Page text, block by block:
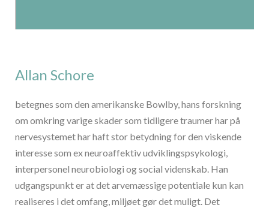
Allan Schore
betegnes som den amerikanske Bowlby, hans forskning
om omkring varige skader som tidligere traumer har på
nervesystemet har haft stor betydning for den viskende
interesse som ex neuroaffektiv udviklingspsykologi,
interpersonel neurobiologi og social videnskab. Han
udgangspunkt er at det arvemæssige potentiale kun kan
realiseres i det omfang, miljøet gør det muligt. Det